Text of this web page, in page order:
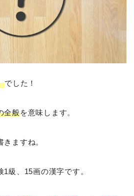
でした！
全般を意味します。
ますね。
1級、15画の漢字です。